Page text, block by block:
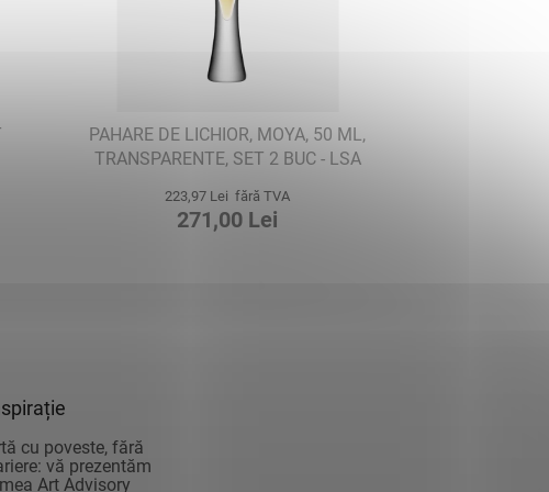
PAHARE DE LICHIOR, MOYA, 50 ML,
TRANSPARENTE, SET 2 BUC - LSA
223,97 Lei fără TVA
271,00 Lei
cu poveste, fără
vă prezentăm
Art Advisory